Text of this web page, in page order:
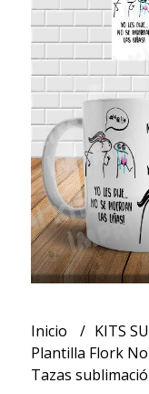
Inicio KITS
Plantilla Flork
Tazas